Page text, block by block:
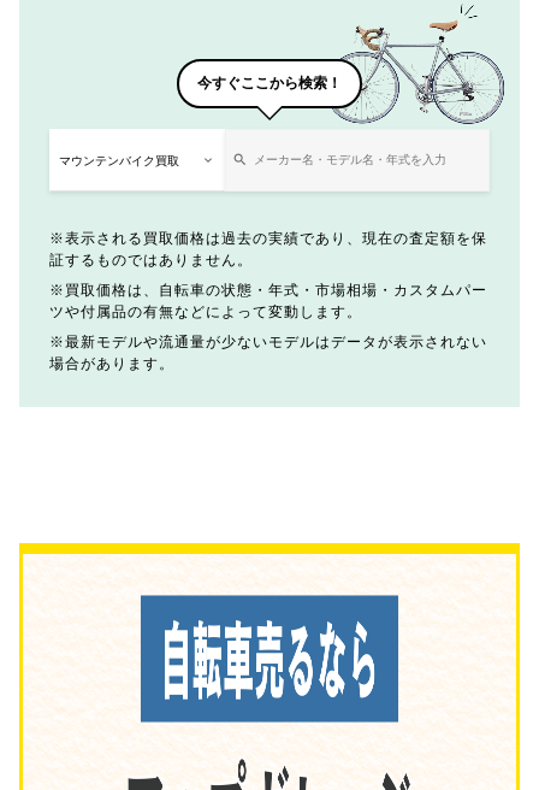
今すぐここから検索！
表示される買取価格は過去の実績であり、現在の査定額を保
証するものではありません。
買取価格は、自転車の状態・年式・市場相場・カスタムパー
ツや付属品の有無などによって変動します。
最新モデルや流通量が少ないモデルはデータが表示されない
場合があります。